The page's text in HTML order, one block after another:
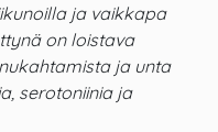
ja vaikkapa
on loistava
ja unta
serotoniinia ja